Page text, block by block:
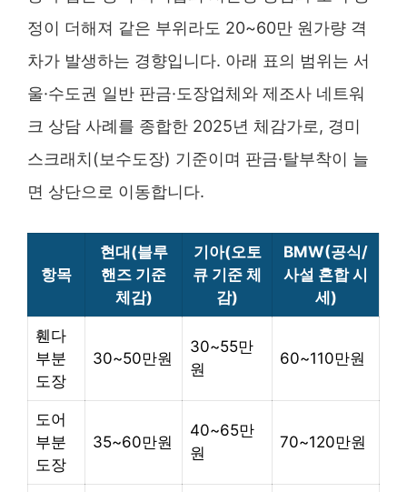
정이 더해져 같은 부위라도 20~60만 원가량 격
차가 발생하는 경향입니다. 아래 표의 범위는 서
울·수도권 일반 판금·도장업체와 제조사 네트워
크 상담 사례를 종합한 2025년 체감가로, 경미
스크래치(보수도장) 기준이며 판금·탈부착이 늘
면 상단으로 이동합니다.
항목
현대(블루
핸즈 기준
체감)
기아(오토
큐 기준 체
감)
BMW(공식/
사설 혼합 시
세)
휀다
부분
도장
30~50만원
30~55만
원
60~110만원
도어
부분
도장
35~60만원
40~65만
원
70~120만원